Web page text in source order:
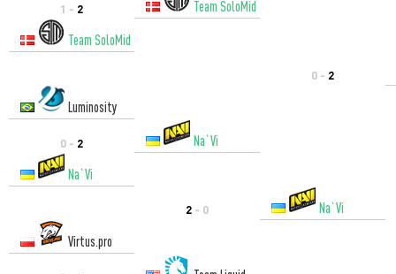
1 - 2
Team SoloMid
Team SoloMid
0 - 2
Luminosity
0 - 2
Na`Vi
Na`Vi
2 - 0
Na`Vi
Virtus.pro